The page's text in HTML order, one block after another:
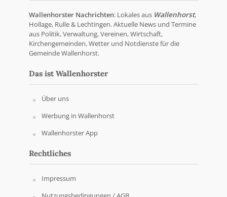
Wallenhorster Nachrichten: Lokales aus Wallenhorst,
Hollage, Rulle & Lechtingen. Aktuelle News und Termine
aus Politik, Verwaltung, Vereinen, Wirtschaft,
Kirchengemeinden, Wetter und Notdienste für die
Gemeinde Wallenhorst.
Das ist Wallenhorster
Über uns
Werbung in Wallenhorst
Wallenhorster App
Rechtliches
Impressum